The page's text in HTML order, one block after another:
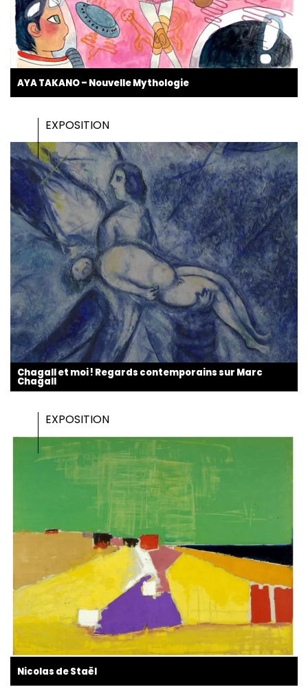
AYA TAKANO – Nouvelle Mythologie
EXPOSITION
Chagall et moi ! Regards contemporains sur Marc
Chagall
EXPOSITION
Nicolas de Staël